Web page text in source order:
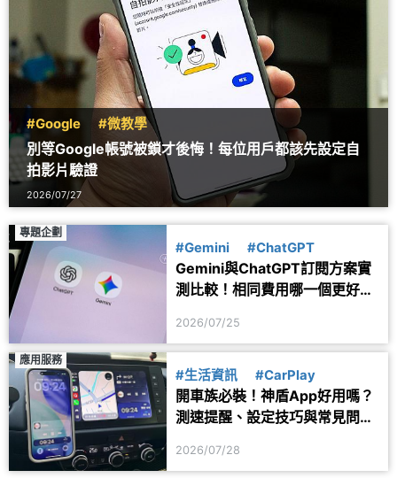
#Google #微教學
別等Google帳號被鎖才後悔！每位用戶都該先設定自
拍影片驗證
2026/07/27
專題企劃
#Gemini #ChatGPT
Gemini與ChatGPT訂閱方案實
測比較！相同費用哪一個更好
2026/07/25
應用服務
#生活資訊 #CarPlay
開車族必裝！神盾App好用嗎？
測速提醒、設定技巧與常見問題
2026/07/28